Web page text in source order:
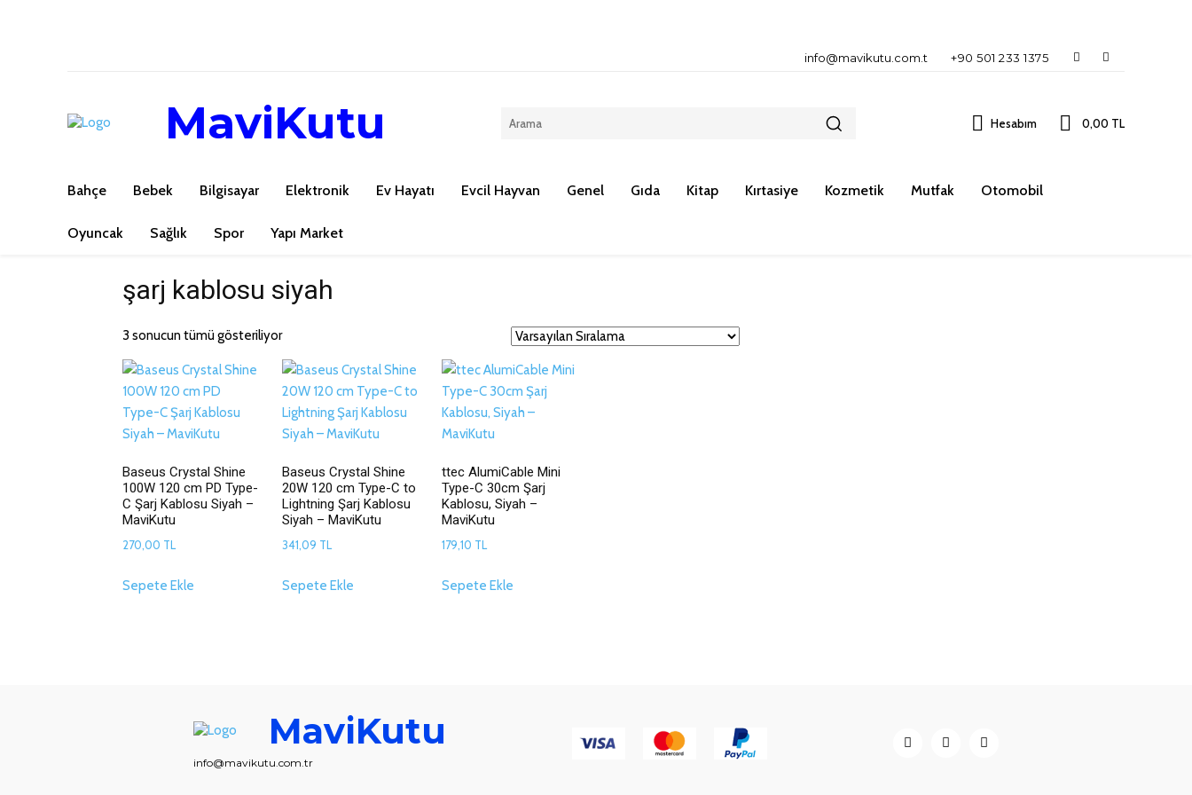
info@mavikutu.com.t +90 501 233 1375
MaviKutu Hesabım 0,00 TL
Bahçe Bebek Bilgisayar Elektronik Ev Hayatı Evcil Hayvan Genel Gıda Kitap Kırtasiye Kozmetik Mutfak Otomobil
Oyuncak Sağlık Spor Yapı Market
şarj kablosu siyah
3 sonucun tümü gösteriliyor
Baseus Crystal Shine
100W 120 cm PD Type-
C Şarj Kablosu Siyah –
MaviKutu
270,00 TL
Sepete Ekle
Baseus Crystal Shine
20W 120 cm Type-C to
Lightning Şarj Kablosu
Siyah – MaviKutu
341,09 TL
Sepete Ekle
ttec AlumiCable Mini
Type-C 30cm Şarj
Kablosu, Siyah –
MaviKutu
179,10 TL
Sepete Ekle
MaviKutu
info@mavikutu.com.tr